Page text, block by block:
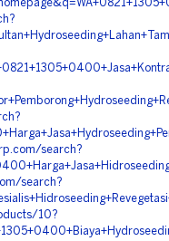
search?
search?
10?